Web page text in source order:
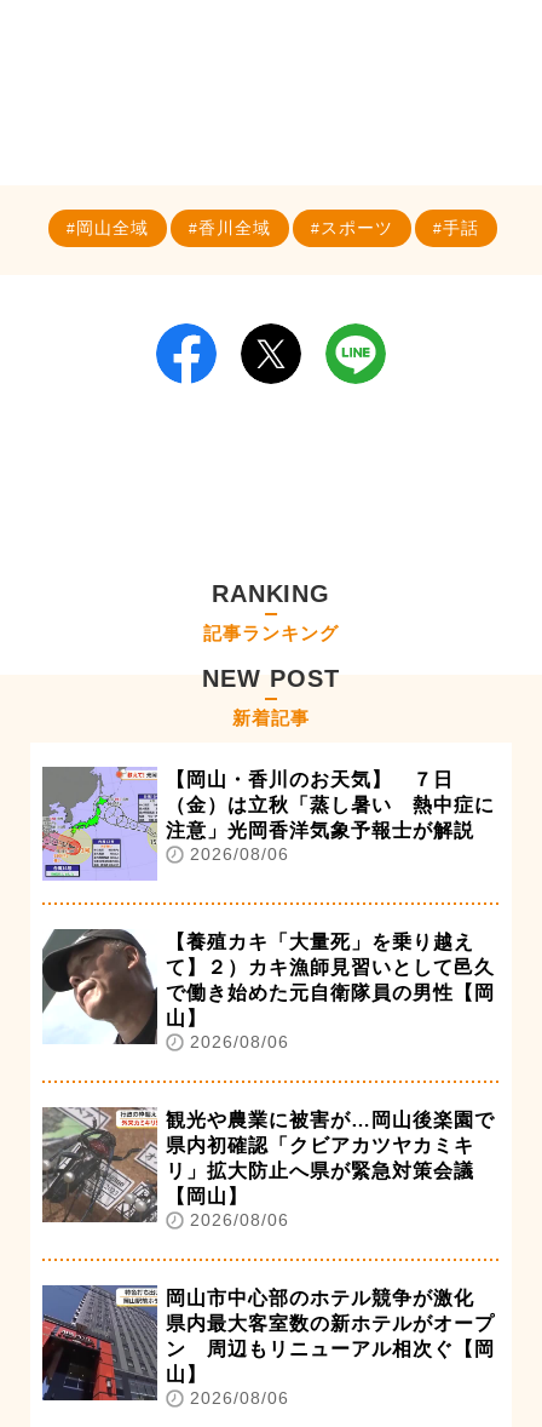
岡山全域 香川全域 スポーツ 手話
RANKING
記事ランキング
NEW POST
新着記事
【岡山・香川のお天気】 ７日
（金）は立秋「蒸し暑い 熱中症に
注意」光岡香洋気象予報士が解説
2026/08/06
【養殖カキ「大量死」を乗り越え
て】２）カキ漁師見習いとして邑久
で働き始めた元自衛隊員の男性【岡
山】
2026/08/06
観光や農業に被害が…岡山後楽園で
県内初確認「クビアカツヤカミキ
リ」拡大防止へ県が緊急対策会議
【岡山】
2026/08/06
岡山市中心部のホテル競争が激化
県内最大客室数の新ホテルがオープ
ン 周辺もリニューアル相次ぐ【岡
山】
2026/08/06